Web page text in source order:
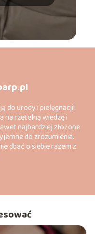
do urody i pielęgnacji!
na rzetelną wiedzę i
najbardziej złożone
do zrozumienia.
dbać o siebie razem z